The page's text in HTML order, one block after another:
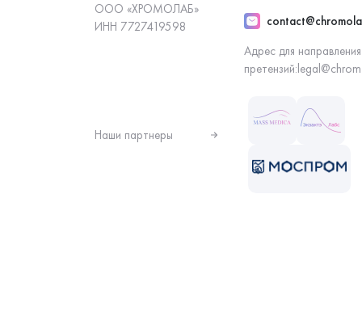
ООО «ХРОМОЛАБ»
ИНН 7727419598
Адрес для направления
претензий:
Наши партнеры